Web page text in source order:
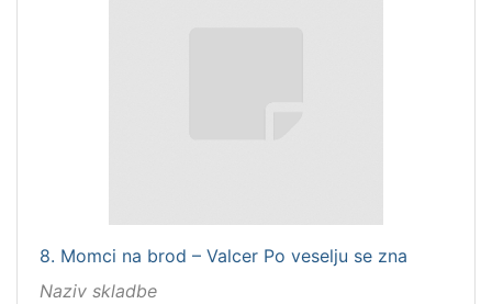
8. Momci na brod – Valcer Po veselju se zna
Naziv skladbe